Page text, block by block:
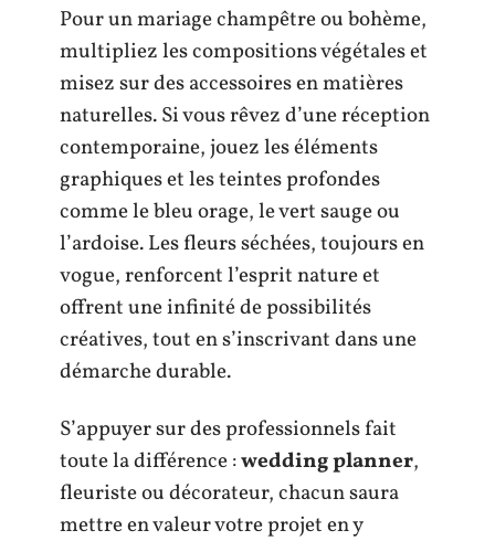
Pour un mariage champêtre ou bohème,
multipliez les compositions végétales et
misez sur des accessoires en matières
naturelles. Si vous rêvez d’une réception
contemporaine, jouez les éléments
graphiques et les teintes profondes
comme le bleu orage, le vert sauge ou
l’ardoise. Les fleurs séchées, toujours en
vogue, renforcent l’esprit nature et
offrent une infinité de possibilités
créatives, tout en s’inscrivant dans une
démarche durable.
S’appuyer sur des professionnels fait
toute la différence :wedding planner,
fleuriste ou décorateur, chacun saura
mettre en valeur votre projet en y